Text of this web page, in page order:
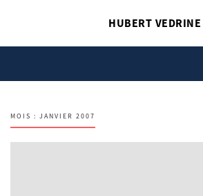
HUBERT VEDRINE
MOIS : JANVIER 2007